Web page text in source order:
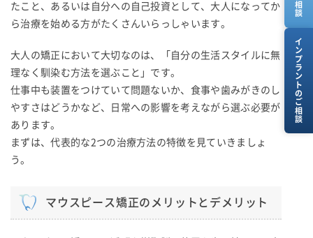
たこと、あるいは自分への自己投資として、大人になってか
ら治療を始める方がたくさんいらっしゃいます。
大人の矯正において大切なのは、「自分の生活スタイルに無
理なく馴染む方法を選ぶこと」です。
仕事中も装置をつけていて問題ないか、食事や歯みがきのし
やすさはどうかなど、日常への影響を考えながら選ぶ必要が
あります。
まずは、代表的な2つの治療方法の特徴を見ていきましょ
う。
マウスピース矯正のメリットとデメリット
インプラントのご相談